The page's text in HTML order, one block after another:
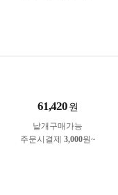
61,420 원
낱개구매가능
주문시결제 3,000원~